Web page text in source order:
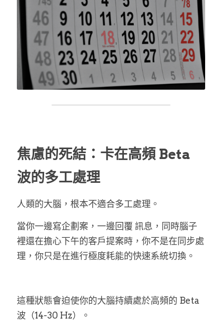
焦慮的死結：卡在高頻 Beta
波的多工處理
人類的大腦，根本不適合多工處理。
當你一邊寫企劃案，一邊回覆 訊息，同時腦子
裡還在擔心下午的客戶提案時，你不是在同步處
理，你只是在進行極度耗能的快速系統切換。
這種狀態會迫使你的大腦持續處於高頻的 Beta
波（14-30 Hz）。